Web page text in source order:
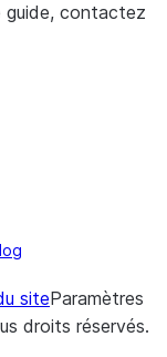
guide, contactez
siteParamètres
droits réservés.